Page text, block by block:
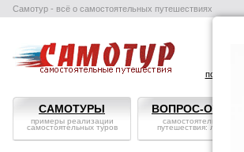
Самотур - всё о самостоятельных путешествиях
поиск
САМОТУРЫ
примеры реализации
самостоятельных туров
ВОПРОС-ОТВЕТ
самостоятельные
путешествия: ликбез